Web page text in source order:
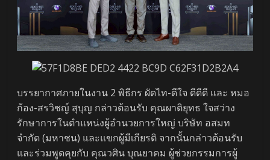
บรรยากาศภายในงาน 2 พิธีกร ผัดไท-ดีใจ ดีดีดี และ หมอ
ก้อง-สรวิชญ์ สุบุญ กล่าวต้อนรับ คุณผาติยุทธ ใจสว่าง
รักษาการในตำแหน่งผู้อำนวยการใหญ่ บริษัท อสมท
จำกัด (มหาชน) และแขกผู้มีเกียรติ จากนั้นกล่าวต้อนรับ
และร่วมพูดคุยกับ คุณวศิน บุณยาคม ผู้ช่วยกรรมการผู้